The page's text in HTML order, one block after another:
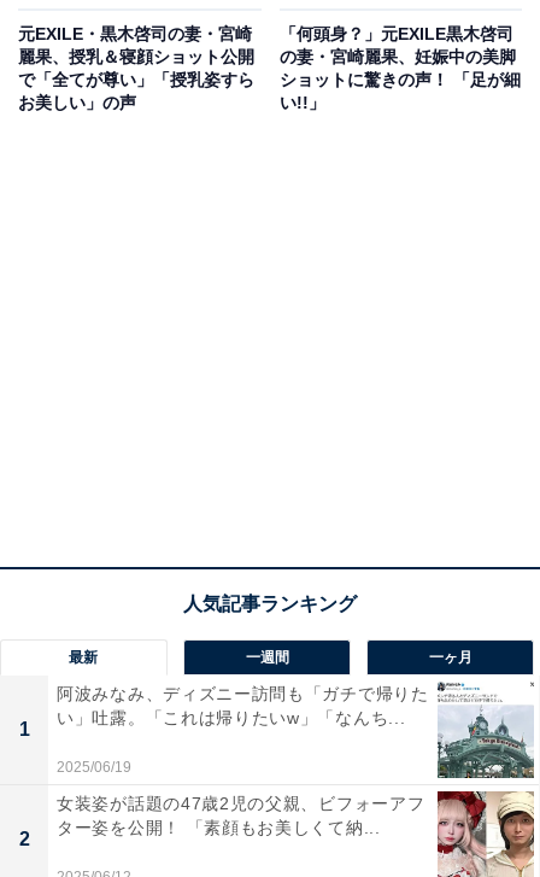
元EXILE・黒木啓司の妻・宮崎
麗果、授乳＆寝顔ショット公開
で「全てが尊い」「授乳姿すら
お美しい」の声
「何頭身？」元EXILE黒木啓司
の妻・宮崎麗果、妊娠中の美脚
ショットに驚きの声！ 「足が細
い!!」
最新 一週間 一ヶ月
1
阿波みなみ、ディズニー訪問も「ガチで帰りた
い」吐露。「これは帰りたいw」「なんち...
2025/06/19
2
女装姿が話題の47歳2児の父親、ビフォーアフ
ター姿を公開！ 「素顔もお美しくて納...